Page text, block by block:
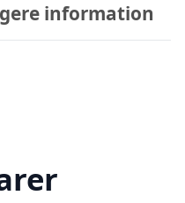
information